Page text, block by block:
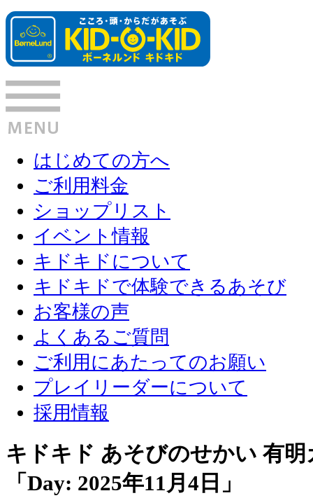
はじめての方へ
ご利用料金
ショップリスト
イベント情報
キドキドについて
キドキドで体験できるあそび
お客様の声
よくあるご質問
ご利用にあたってのお願い
プレイリーダーについて
採用情報
キドキド あそびのせかい 有
「Day: 2025年11月4日 」